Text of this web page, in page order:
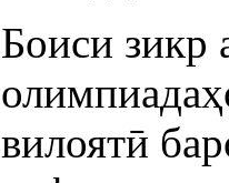
Боиси зикр
вилоятӣ